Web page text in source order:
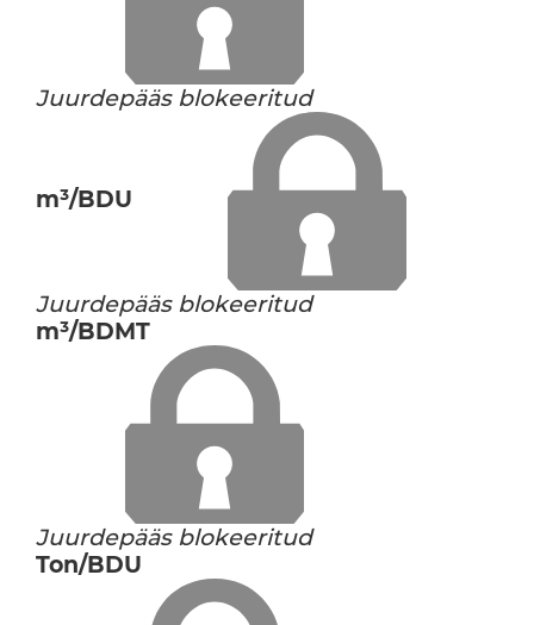
Juurdepääs blokeeritud
m³/BDU
Juurdepääs blokeeritud
m³/BDMT
Juurdepääs blokeeritud
Ton/BDU